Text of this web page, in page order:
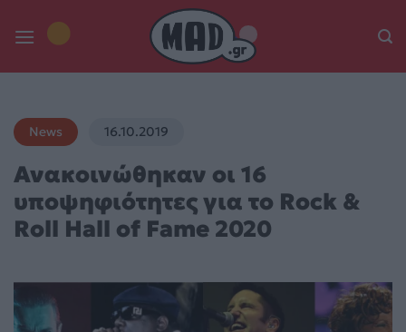
News 16.10.2019
Ανακοινώθηκαν οι 16
υποψηφιότητες για το Rock &
Roll Hall of Fame 2020